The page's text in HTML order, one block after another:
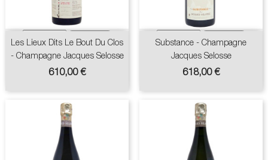
Les Lieux Dits Le Bout Du Clos
- Champagne Jacques Selosse
Prix
610,00 €
Substance - Champagne
Jacques Selosse
Prix
618,00 €